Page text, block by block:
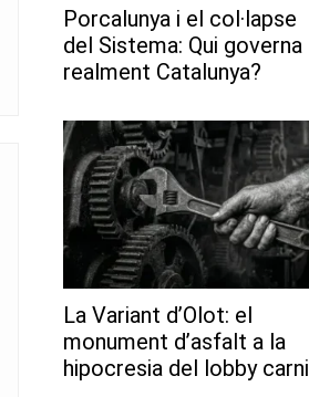
Porcalunya i el col·lapse
del Sistema: Qui governa
realment Catalunya?
La Variant d’Olot: el
monument d’asfalt a la
hipocresia del lobby carni